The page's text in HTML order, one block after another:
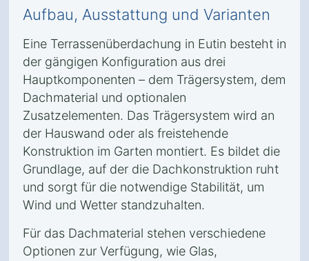
Aufbau, Ausstattung und Varianten
Eine Terrassenüberdachung in Eutin besteht in
der gängigen Konfiguration aus drei
Hauptkomponenten – dem Trägersystem, dem
Dachmaterial und optionalen
Zusatzelementen. Das Trägersystem wird an
der Hauswand oder als freistehende
Konstruktion im Garten montiert. Es bildet die
Grundlage, auf der die Dachkonstruktion ruht
und sorgt für die notwendige Stabilität, um
Wind und Wetter standzuhalten.
Für das Dachmaterial stehen verschiedene
Optionen zur Verfügung, wie Glas,